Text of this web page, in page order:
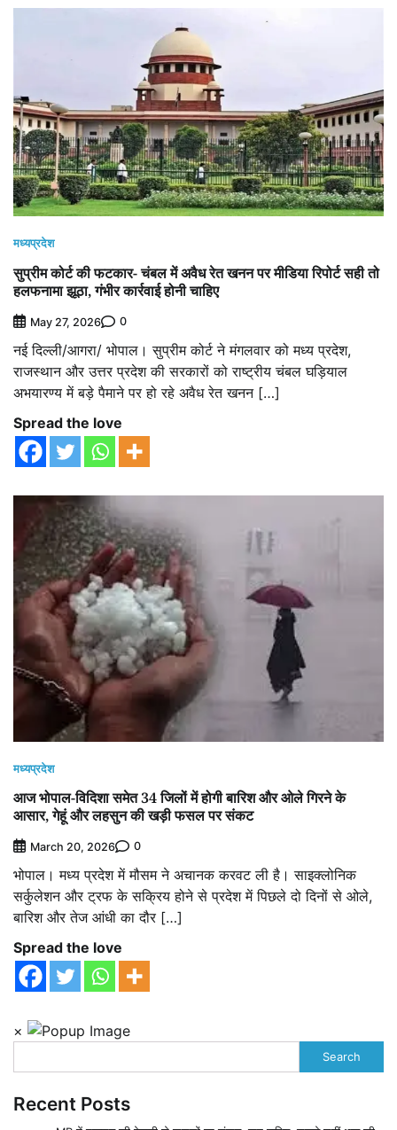
मध्यप्रदेश
सुप्रीम कोर्ट की फटकार- चंबल में अवैध रेत खनन पर मीडिया रिपोर्ट सही तो
हलफनामा झूठा, गंभीर कार्रवाई होनी चाहिए
May 27, 2026 0
नई दिल्ली/आगरा/ भोपाल। सुप्रीम कोर्ट ने मंगलवार को मध्य प्रदेश,
राजस्थान और उत्तर प्रदेश की सरकारों को राष्ट्रीय चंबल घड़ियाल
अभयारण्य में बड़े पैमाने पर हो रहे अवैध रेत खनन […]
Spread the love
मध्यप्रदेश
आज भोपाल-विदिशा समेत 34 जिलों में होगी बारिश और ओले गिरने के
आसार, गेहूं और लहसुन की खड़ी फसल पर संकट
March 20, 2026 0
भोपाल। मध्य प्रदेश में मौसम ने अचानक करवट ली है। साइक्लोनिक
सर्कुलेशन और ट्रफ के सक्रिय होने से प्रदेश में पिछले दो दिनों से ओले,
बारिश और तेज आंधी का दौर […]
Spread the love
×
Search
Recent Posts